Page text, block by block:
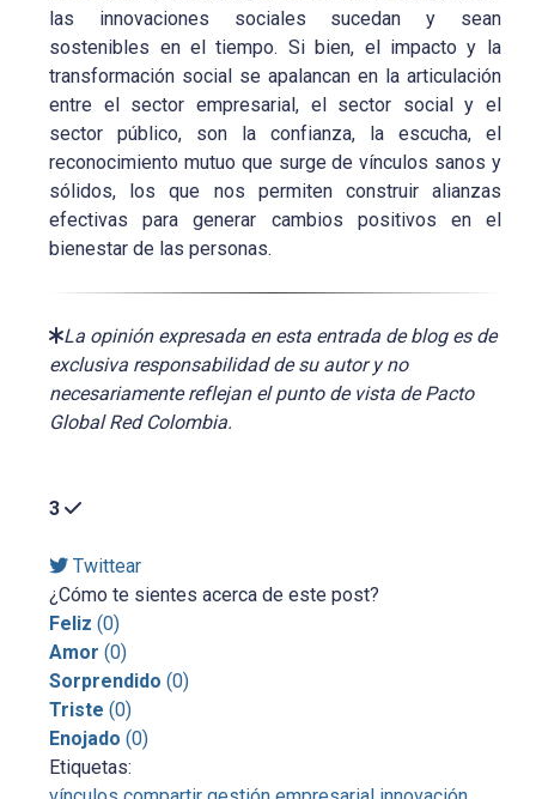
las innovaciones sociales sucedan y sean
sostenibles en el tiempo. Si bien, el impacto y la
transformación social se apalancan en la articulación
entre el sector empresarial, el sector social y el
sector público, son la confianza, la escucha, el
reconocimiento mutuo que surge de vínculos sanos y
sólidos, los que nos permiten construir alianzas
efectivas para generar cambios positivos en el
bienestar de las personas.
La opinión expresada en esta entrada de blog es de
exclusiva responsabilidad de su autor y no
necesariamente reflejan el punto de vista de Pacto
Global Red Colombia.
3
Twittear
¿Cómo te sientes acerca de este post?
Feliz (0)
Amor (0)
Sorprendido (0)
Triste (0)
Enojado (0)
Etiquetas: